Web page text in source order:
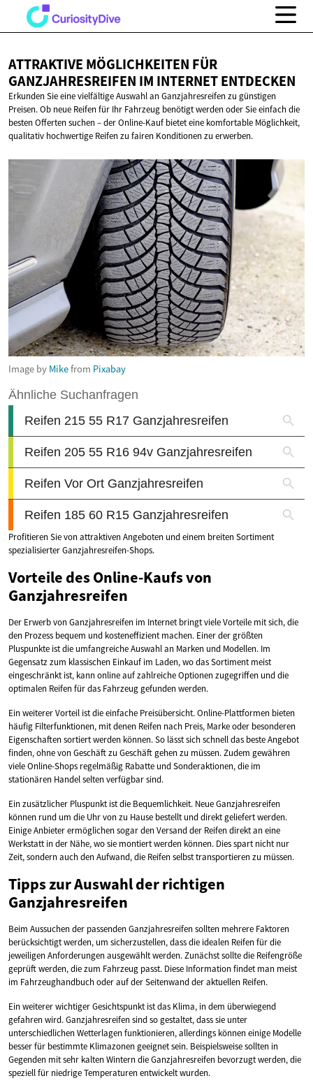
ATTRAKTIVE MÖGLICHKEITEN FÜR
GANZJAHRESREIFEN IM INTERNET ENTDECKEN
Erkunden Sie eine vielfältige Auswahl an Ganzjahresreifen zu günstigen
Preisen. Ob neue Reifen für Ihr Fahrzeug benötigt werden oder Sie einfach die
besten Offerten suchen – der Online-Kauf bietet eine komfortable Möglichkeit,
qualitativ hochwertige Reifen zu fairen Konditionen zu erwerben.
Image by Mikefrom Pixabay
Profitieren Sie von attraktiven Angeboten und einem breiten Sortiment
spezialisierter Ganzjahresreifen-Shops.
Vorteile des Online-Kaufs von
Ganzjahresreifen
Der Erwerb von Ganzjahresreifen im Internet bringt viele Vorteile mit sich, die
den Prozess bequem und kosteneffizient machen. Einer der größten
Pluspunkte ist die umfangreiche Auswahl an Marken und Modellen. Im
Gegensatz zum klassischen Einkauf im Laden, wo das Sortiment meist
eingeschränkt ist, kann online auf zahlreiche Optionen zugegriffen und die
optimalen Reifen für das Fahrzeug gefunden werden.
Ein weiterer Vorteil ist die einfache Preisübersicht. Online-Plattformen bieten
häufig Filterfunktionen, mit denen Reifen nach Preis, Marke oder besonderen
Eigenschaften sortiert werden können. So lässt sich schnell das beste Angebot
finden, ohne von Geschäft zu Geschäft gehen zu müssen. Zudem gewähren
viele Online-Shops regelmäßig Rabatte und Sonderaktionen, die im
stationären Handel selten verfügbar sind.
Ein zusätzlicher Pluspunkt ist die Bequemlichkeit. Neue Ganzjahresreifen
können rund um die Uhr von zu Hause bestellt und direkt geliefert werden.
Einige Anbieter ermöglichen sogar den Versand der Reifen direkt an eine
Werkstatt in der Nähe, wo sie montiert werden können. Dies spart nicht nur
Zeit, sondern auch den Aufwand, die Reifen selbst transportieren zu müssen.
Tipps zur Auswahl der richtigen
Ganzjahresreifen
Beim Aussuchen der passenden Ganzjahresreifen sollten mehrere Faktoren
berücksichtigt werden, um sicherzustellen, dass die idealen Reifen für die
jeweiligen Anforderungen ausgewählt werden. Zunächst sollte die Reifengröße
geprüft werden, die zum Fahrzeug passt. Diese Information findet man meist
im Fahrzeughandbuch oder auf der Seitenwand der aktuellen Reifen.
Ein weiterer wichtiger Gesichtspunkt ist das Klima, in dem überwiegend
gefahren wird. Ganzjahresreifen sind so gestaltet, dass sie unter
unterschiedlichen Wetterlagen funktionieren, allerdings können einige Modelle
besser für bestimmte Klimazonen geeignet sein. Beispielsweise sollten in
Gegenden mit sehr kalten Wintern die Ganzjahresreifen bevorzugt werden, die
speziell für niedrige Temperaturen entwickelt wurden.